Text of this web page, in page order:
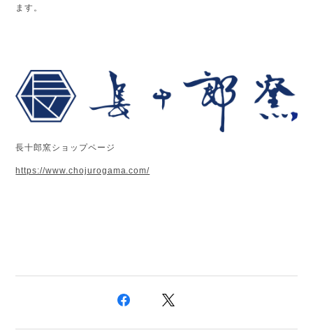
ます。
長十郎窯ショップページ
https://www.chojurogama.com/